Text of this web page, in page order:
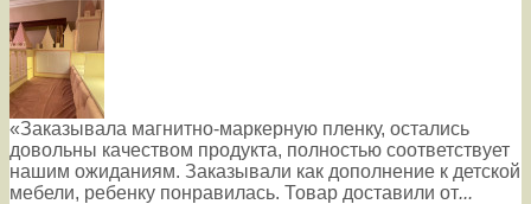
«Заказывала магнитно-маркерную пленку, остались
довольны качеством продукта, полностью соответствует
нашим ожиданиям. Заказывали как дополнение к детской
мебели, ребенку понравилась. Товар доставили от...